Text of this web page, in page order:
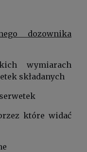
dozownika
wymiarach
składanych
które widać